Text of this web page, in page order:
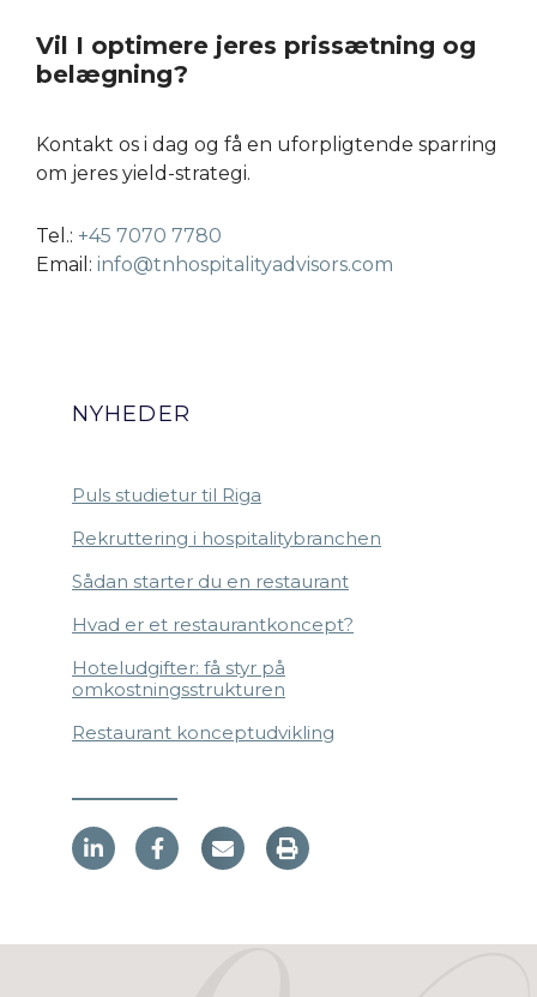
Vil I optimere jeres prissætning og
belægning?
Kontakt os i dag og få en uforpligtende sparring
om jeres yield-strategi.
Tel.: +45 7070 7780
Email: info@tnhospitalityadvisors.com
NYHEDER
Puls studietur til Riga
Rekruttering i hospitalitybranchen
Sådan starter du en restaurant
Hvad er et restaurantkoncept?
Hoteludgifter: få styr på
omkostningsstrukturen
Restaurant konceptudvikling
L
i
d
F
a
o